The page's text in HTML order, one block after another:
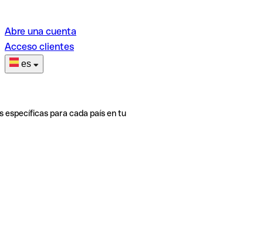
Abre una cuenta
Acceso clientes
es
específicas para cada país en tu